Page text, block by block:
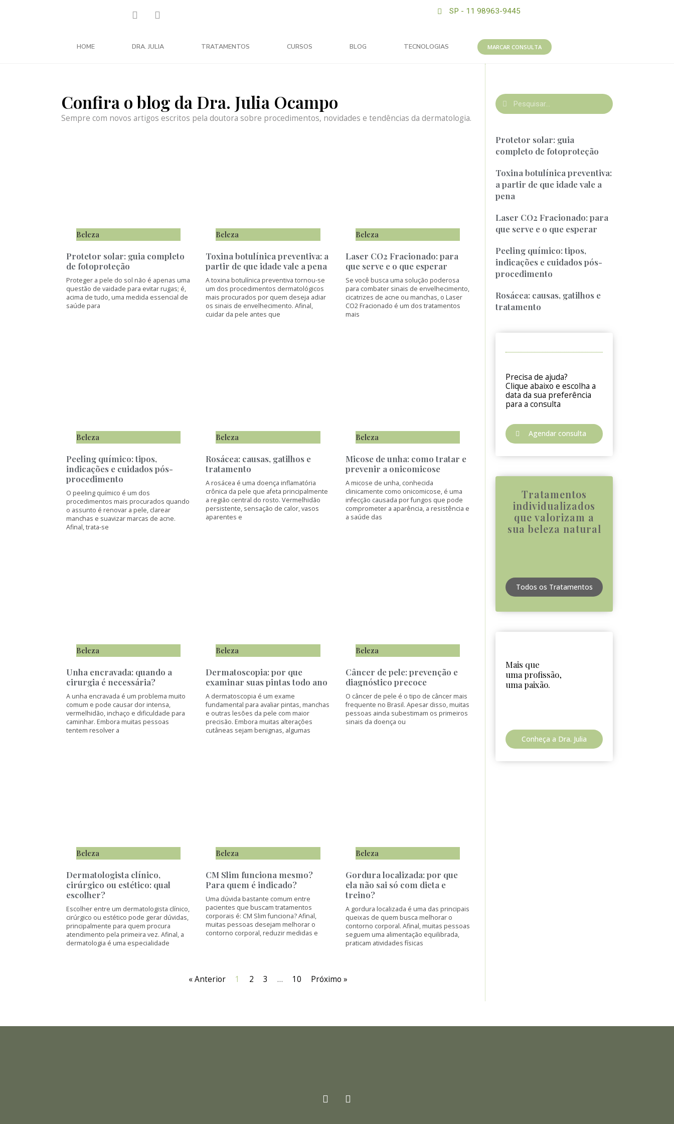
SP - 11 98963-9445
HOME DRA. JULIA TRATAMENTOS CURSOS BLOG TECNOLOGIAS MARCAR CONSULTA
Confira o blog da Dra. Julia Ocampo
Sempre com novos artigos escritos pela doutora sobre procedimentos, novidades e tendências da dermatologia.
Beleza
Protetor solar: guia completo
de fotoproteção
Proteger a pele do sol não é apenas uma
questão de vaidade para evitar rugas; é,
acima de tudo, uma medida essencial de
saúde para
Beleza
Toxina botulínica preventiva: a
partir de que idade vale a pena
A toxina botulínica preventiva tornou-se
um dos procedimentos dermatológicos
mais procurados por quem deseja adiar
os sinais de envelhecimento. Afinal,
cuidar da pele antes que
Beleza
Laser CO2 Fracionado: para
que serve e o que esperar
Se você busca uma solução poderosa
para combater sinais de envelhecimento,
cicatrizes de acne ou manchas, o Laser
CO2 Fracionado é um dos tratamentos
mais
Beleza
Peeling químico: tipos,
indicações e cuidados pós-
procedimento
O peeling químico é um dos
procedimentos mais procurados quando
o assunto é renovar a pele, clarear
manchas e suavizar marcas de acne.
Afinal, trata-se
Beleza
Rosácea: causas, gatilhos e
tratamento
A rosácea é uma doença inflamatória
crônica da pele que afeta principalmente
a região central do rosto. Vermelhidão
persistente, sensação de calor, vasos
aparentes e
Beleza
Micose de unha: como tratar e
prevenir a onicomicose
A micose de unha, conhecida
clinicamente como onicomicose, é uma
infecção causada por fungos que pode
comprometer a aparência, a resistência e
a saúde das
Beleza
Unha encravada: quando a
cirurgia é necessária?
A unha encravada é um problema muito
comum e pode causar dor intensa,
vermelhidão, inchaço e dificuldade para
caminhar. Embora muitas pessoas
tentem resolver a
Beleza
Dermatoscopia: por que
examinar suas pintas todo ano
A dermatoscopia é um exame
fundamental para avaliar pintas, manchas
e outras lesões da pele com maior
precisão. Embora muitas alterações
cutâneas sejam benignas, algumas
Beleza
Câncer de pele: prevenção e
diagnóstico precoce
O câncer de pele é o tipo de câncer mais
frequente no Brasil. Apesar disso, muitas
pessoas ainda subestimam os primeiros
sinais da doença ou
Beleza
Dermatologista clínico,
cirúrgico ou estético: qual
escolher?
Escolher entre um dermatologista clínico,
cirúrgico ou estético pode gerar dúvidas,
principalmente para quem procura
atendimento pela primeira vez. Afinal, a
dermatologia é uma especialidade
Beleza
CM Slim funciona mesmo?
Para quem é indicado?
Uma dúvida bastante comum entre
pacientes que buscam tratamentos
corporais é: CM Slim funciona? Afinal,
muitas pessoas desejam melhorar o
contorno corporal, reduzir medidas e
Beleza
Gordura localizada: por que
ela não sai só com dieta e
treino?
A gordura localizada é uma das principais
queixas de quem busca melhorar o
contorno corporal. Afinal, muitas pessoas
seguem uma alimentação equilibrada,
praticam atividades físicas
« Anterior 1 2 3 … 10 Próximo »
Protetor solar: guia
completo de fotoproteção
Toxina botulínica preventiva:
a partir de que idade vale a
pena
Laser CO2 Fracionado: para
que serve e o que esperar
Peeling químico: tipos,
indicações e cuidados pós-
procedimento
Rosácea: causas, gatilhos e
tratamento
Precisa de ajuda?
Clique abaixo e escolha a
data da sua preferência
para a consulta
Agendar consulta
Tratamentos
individualizados
que valorizam a
sua beleza natural
Todos os Tratamentos
Mais que
uma profissão,
uma paixão.
Conheça a Dra. Julia